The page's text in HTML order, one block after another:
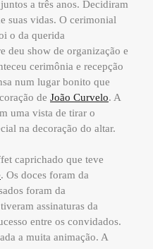
a três anos. Decidiram
suas vidas. O cerimonial
o da querida
deu show de organização e
cerimônia e recepção
num lugar bonito que
de João Curvelo. A
uma vista de tirar o
na decoração do altar.
caprichado que teve
. Os doces foram da
foram da
assinaturas da
entre os convidados.
a muita animação. A